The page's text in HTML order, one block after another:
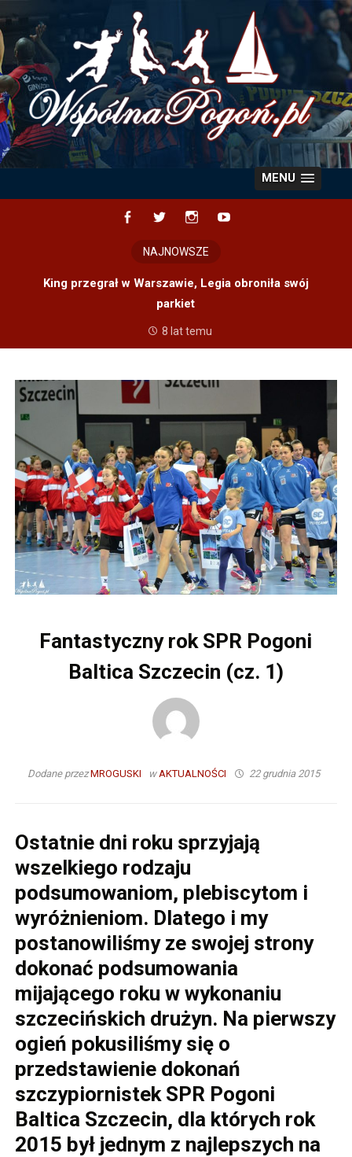
content
MENU
NAJNOWSZE
King przegrał w Warszawie, Legia obroniła swój
parkiet
8 lat temu
Fantastyczny rok SPR Pogoni
Baltica Szczecin (cz. 1)
Dodane przezMROGUSKI wAKTUALNOŚCI 22 grudnia 2015
Ostatnie dni roku sprzyjają
wszelkiego rodzaju
podsumowaniom, plebiscytom i
wyróżnieniom. Dlatego i my
postanowiliśmy ze swojej strony
dokonać podsumowania
mijającego roku w wykonaniu
szczecińskich drużyn. Na pierwszy
ogień pokusiliśmy się o
przedstawienie dokonań
szczypiornistek SPR Pogoni
Baltica Szczecin, dla których rok
2015 był jednym z najlepszych na